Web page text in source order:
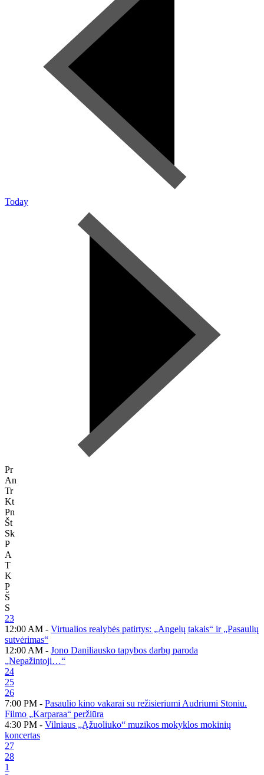
Today
Pr
An
Tr
Kt
Pn
Št
Sk
P
A
T
K
P
Š
S
23
12:00 AM - Virtualios realybės patirtys: „Angelų takais“ ir „Pasaulių
sutvėrimas“
12:00 AM - Jono Daniliausko tapybos darbų paroda
„Nepažintoji…“
24
25
26
7:00 PM - Pasaulio kino vakarai su režisieriumi Audriumi Stoniu.
Filmo „Karparaa“ peržiūra
4:30 PM - Vilniaus „Ąžuoliuko“ muzikos mokyklos mokinių
koncertas
27
28
1